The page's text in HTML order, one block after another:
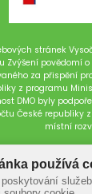
stránek
Zvýšení povědomí
za přispění
z programu
DMO byly
České republiky
místní
používá